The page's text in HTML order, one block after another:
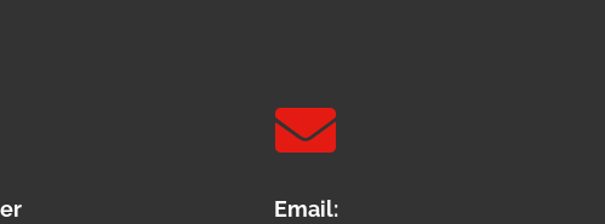

Email: